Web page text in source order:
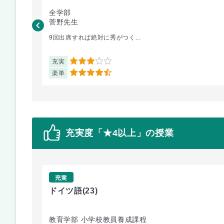
全学部
菅野先生
9回出席すれば絶対に秀がつく...
充実 3
楽単 4.5
充実度「★4以上」の授業
充実
ドイツ語(23)
教育学部 小学校教員養成課程